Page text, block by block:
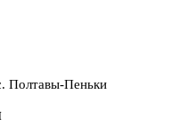
Полтавы-Пеньки